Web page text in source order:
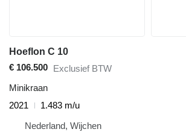
Hoeflon C 10
€ 106.500 Exclusief BTW
Minikraan
2021
1.483 m/u
Nederland, Wijchen